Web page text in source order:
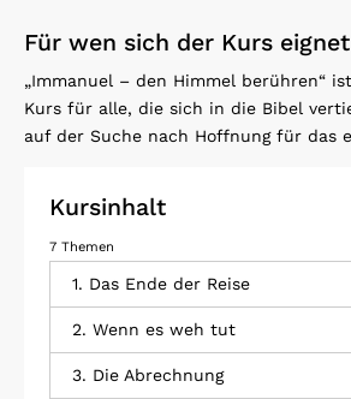
Für wen sich der Kurs eignet
„Immanuel – den Himmel berühren“
Kurs für alle, die sich in die Bibel
auf der Suche nach Hoffnung für das
Kursinhalt
7 Themen
1. Das Ende der Reise
2. Wenn es weh tut
3. Die Abrechnung